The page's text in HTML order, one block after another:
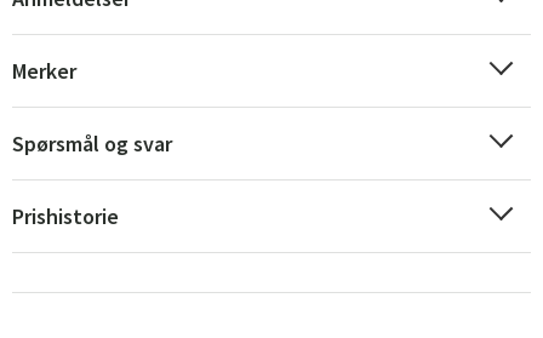
Merker
Spørsmål og svar
Prishistorie